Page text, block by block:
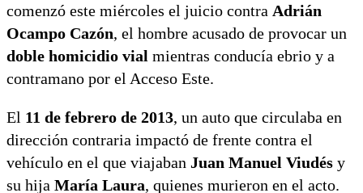
comenzó este miércoles el juicio contra Adrián
Ocampo Cazón, el hombre acusado de provocar un
doble homicidio vial mientras conducía ebrio y a
contramano por el Acceso Este.
El 11 de febrero de 2013, un auto que circulaba en
dirección contraria impactó de frente contra el
vehículo en el que viajaban Juan Manuel Viudés y
su hija María Laura, quienes murieron en el acto.